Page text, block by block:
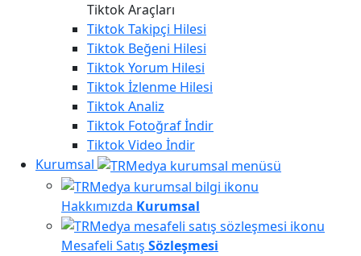
Tiktok Araçları
TiktokTakipçi Hilesi
Tiktok Beğeni Hilesi
TiktokYorum Hilesi
Tiktokİzlenme Hilesi
TiktokAnaliz
Tiktok Fotoğraf İndir
TiktokVideo İndir
Kurumsal
Hakkımızda Kurumsal
Mesafeli Satış Sözleşmesi